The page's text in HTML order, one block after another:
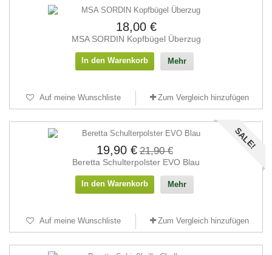
18,00 €
MSA SORDIN Kopfbügel Überzug
In den Warenkorb Mehr
Auf meine Wunschliste Zum Vergleich hinzufügen
SALE!
19,90 € 21,90 €
Beretta Schulterpolster EVO Blau
In den Warenkorb Mehr
Auf meine Wunschliste Zum Vergleich hinzufügen